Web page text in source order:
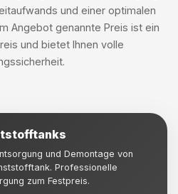
und einer optimalen
Angebot genannte Preis ist ein
und bietet Ihnen volle
und Demontage von
Professionelle
zum Festpreis.